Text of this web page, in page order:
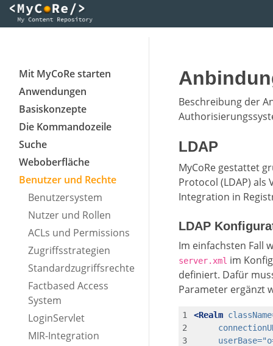
Mit MyCoRe starten
Anwendungen
Basiskonzepte
Die Kommandozeile
Suche
Weboberfläche
Benutzer und Rechte
Benutzersystem
Nutzer und Rollen
ACLs und Permissions
Zugriffsstrategien
Standardzugriffsrechte
Factbased Access
System
LoginServlet
MIR-Integration
Beschreibung der
LDAP
MyCoRe gestattet
Protocol (LDAP)
Integration in
LDAP
Im einfachsten Fall
server.xml im
definiert. Dafür
Parameter ergänzt
3
<Realm
userBase=